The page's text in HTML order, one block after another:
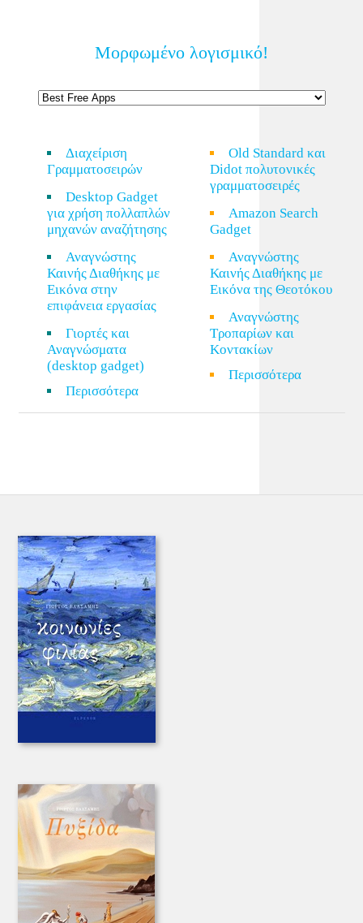
Μορφωμένο λογισμικό!
Διαχείριση
Γραμματοσειρών
Desktop Gadget
για χρήση πολλαπλών
μηχανών αναζήτησης
Αναγνώστης
Καινής Διαθήκης με
Εικόνα στην
επιφάνεια εργασίας
Γιορτές και
Αναγνώσματα
(desktop gadget)
Περισσότερα
Old Standard και
Didot πολυτονικές
γραμματοσειρές
Amazon Search
Gadget
Αναγνώστης
Καινής Διαθήκης με
Εικόνα της Θεοτόκου
Αναγνώστης
Τροπαρίων και
Κοντακίων
Περισσότερα